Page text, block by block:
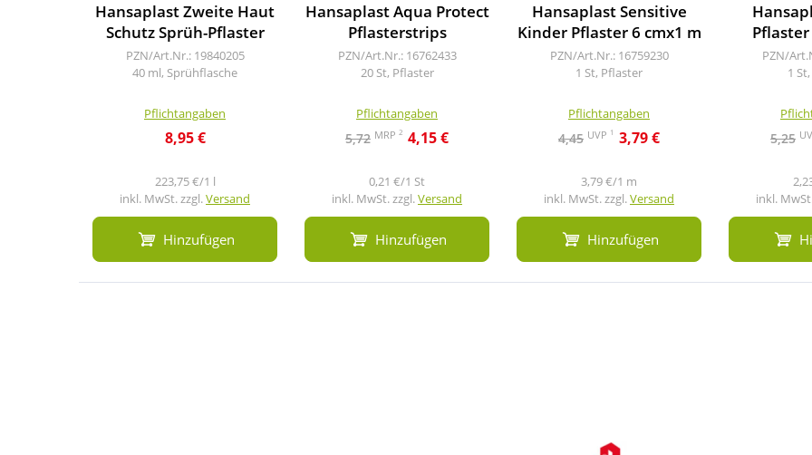
Hansaplast Zweite Haut
Schutz Sprüh-Pflaster
PZN/Art.Nr.: 19840205
40 ml, Sprühflasche
Pflichtangaben
8,95 €
223,75 €/1 l
inkl. MwSt. zzgl.Versand
Hinzufügen
Hansaplast Aqua Protect
Pflasterstrips
PZN/Art.Nr.: 16762433
20 St, Pflaster
Pflichtangaben
5,72 MRP 2 4,15 €
0,21 €/1 St
inkl. MwSt. zzgl.Versand
Hinzufügen
Hansaplast Sensitive
Kinder Pflaster 6 cmx1 m
PZN/Art.Nr.: 16759230
1 St, Pflaster
Pflichtangaben
4,45 UVP 1 3,79 €
3,79 €/1 m
inkl. MwSt. zzgl.Versand
Hinzufügen
Pflaster
PZN/
1
5,25
inkl.